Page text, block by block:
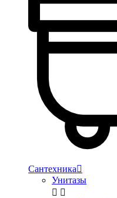
Сантехника
Унитазы
 